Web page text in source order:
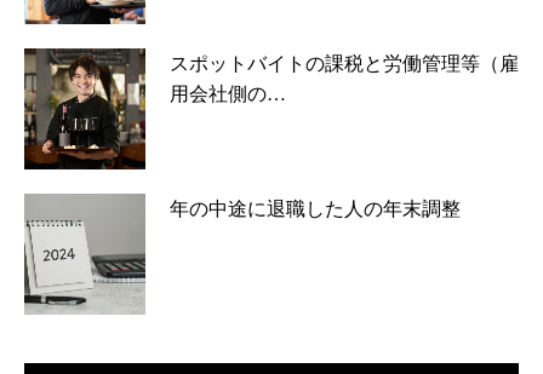
スポットバイトの課税と労働管理等（雇
用会社側の…
年の中途に退職した人の年末調整